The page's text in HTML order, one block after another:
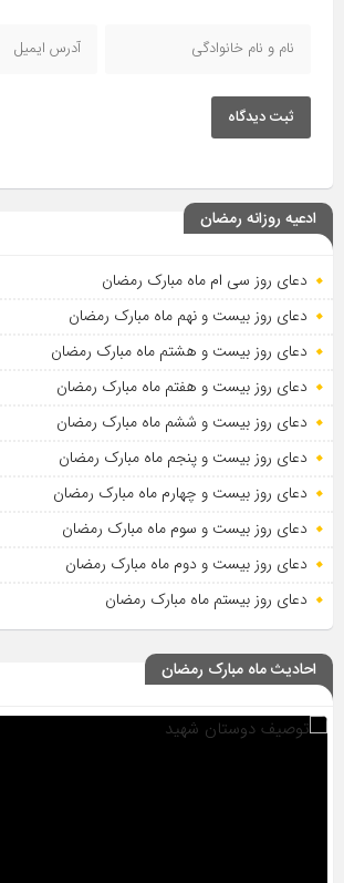
ثبت دیدگاه
ادعیه روزانه رمضان
دعای روز سی ام ماه مبارک رمضان
دعای روز بیست و نهم ماه مبارک رمضان
دعای روز بیست و هشتم ماه مبارک رمضان
دعای روز بیست و هفتم ماه مبارک رمضان
دعای روز بیست و ششم ماه مبارک رمضان
دعای روز بیست و پنجم ماه مبارک رمضان
دعای روز بیست و چهارم ماه مبارک رمضان
دعای روز بیست و سوم ماه مبارک رمضان
دعای روز بیست و دوم ماه مبارک رمضان
دعای روز بیستم ماه مبارک رمضان
احادیث ماه مبارک رمضان